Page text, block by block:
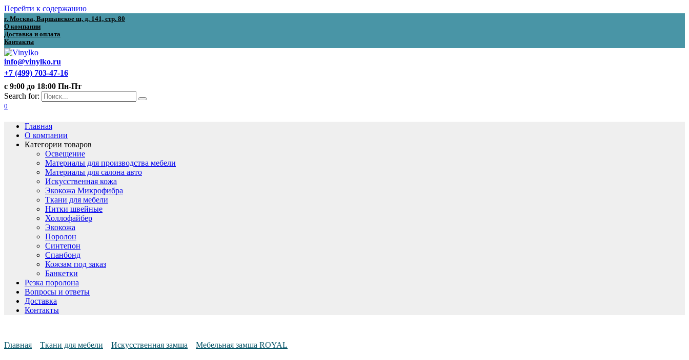
Перейти к содержанию
г. Москва, Варшавское ш, д. 141, стр. 80
О компании
Доставка и оплата
Контакты
info@vinylko.ru
+7 (499) 703-47-16
с 9:00 до 18:00 Пн-Пт
Search for:
0
Главная
О компании
Категории товаров
Освещение
Материалы для производства мебели
Материалы для салона авто
Искусственная кожа
Экокожа Микрофибра
Ткани для мебели
Нитки швейные
Холлофайбер
Экокожа
Поролон
Синтепон
Спанбонд
Кожзам под заказ
Банкетки
Резка поролона
Вопросы и ответы
Доставка
Контакты
Главная Ткани для мебели Искусственная замша Мебельная замша ROYAL